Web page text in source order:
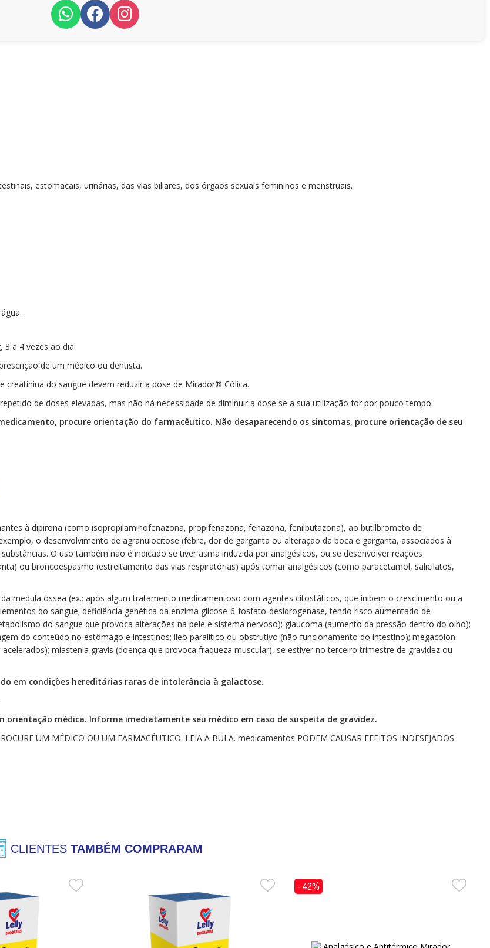
estomacais, urinárias, das vias biliares, dos órgãos sexuais femininos e menstruais.
a 4 vezes ao dia.
de um médico ou dentista.
do sangue devem reduzir a dose de Mirador® Cólica.
de doses elevadas, mas não há necessidade de diminuir a dose se a sua utilização for por pouco tempo.
procure orientação do farmacêutico. Não desaparecendo os sintomas, procure orientação de seu
à dipirona (como isopropilaminofenazona, propifenazona, fenazona, fenilbutazona), ao butilbrometo de
o desenvolvimento de agranulocitose (febre, dor de garganta ou alteração da boca e garganta, associados à
O uso também não é indicado se tiver asma induzida por analgésicos, ou se desenvolver reações
ou broncoespasmo (estreitamento das vias respiratórias) após tomar analgésicos (como paracetamol, salicilatos,
medula óssea (ex.: após algum tratamento medicamentoso com agentes citostáticos, que inibem o crescimento ou a
do sangue; deficiência genética da enzima glicose-6-fosfato-desidrogenase, tendo risco aumentado de
do sangue que provoca alterações na pele e sistema nervoso); glaucoma (aumento da pressão dentro do olho);
do conteúdo no estômago e intestinos; íleo paralítico ou obstrutivo (não funcionamento do intestino); megacólon
miastenia gravis (doença que provoca fraqueza muscular), se estiver no terceiro trimestre de gravidez ou
em condições hereditárias raras de intolerância à galactose.
médica. Informe imediatamente seu médico em caso de suspeita de gravidez.
UM MÉDICO OU UM FARMACÊUTICO. LEIA A BULA. medicamentos PODEM CAUSAR EFEITOS INDESEJADOS.
CLIENTESTAMBÉM COMPRARAM
- 42%